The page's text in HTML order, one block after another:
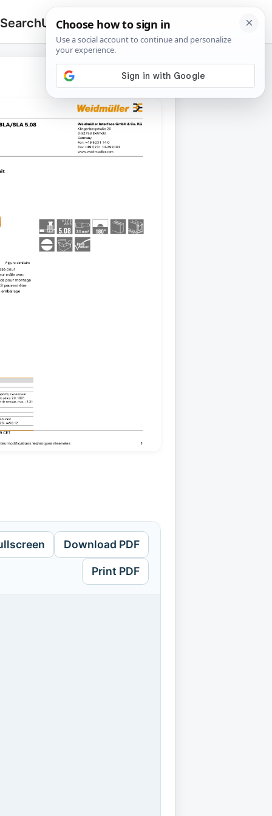
Upload
Search
for:
🔍
Download PDF
Print PDF